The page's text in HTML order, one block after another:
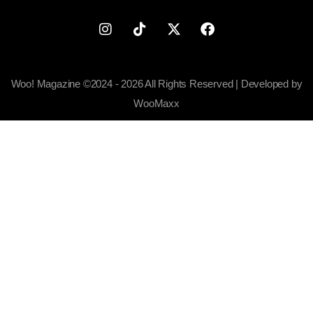
Woo! Magazine ©2024 - 2026 All Rights Reserved | Developed by
WooMaxx